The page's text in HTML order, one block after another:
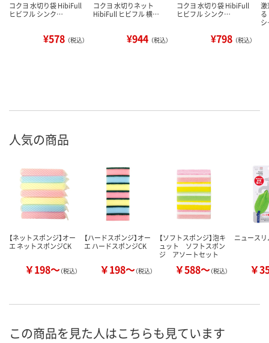
コクヨ 水切り袋 HibiFull
ヒビフル シンク…
¥578 （税込）
コクヨ 水切りネット
HibiFull ヒビフル 横…
¥944 （税込）
コクヨ 水切り袋 HibiFull
ヒビフル シンク…
¥798 （税込）
激
人気の商品
【ネットスポンジ】オー
エ ネットスポンジCK
￥198～（税込）
【ハードスポンジ】オー
エ ハードスポンジCK
￥198～（税込）
【ソフトスポンジ】泡キ
ュット ソフトスポン
ジ アソートセット
￥588～（税込）
ニュース
￥
この商品を見た人はこちらも見ています